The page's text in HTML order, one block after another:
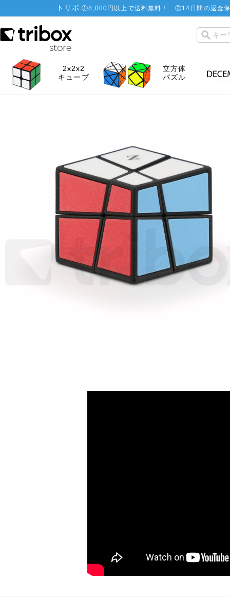
トリボ ①8,000円以上で送料無料！ ②14日間の返金
2x2x2
キューブ
立方体
パズル